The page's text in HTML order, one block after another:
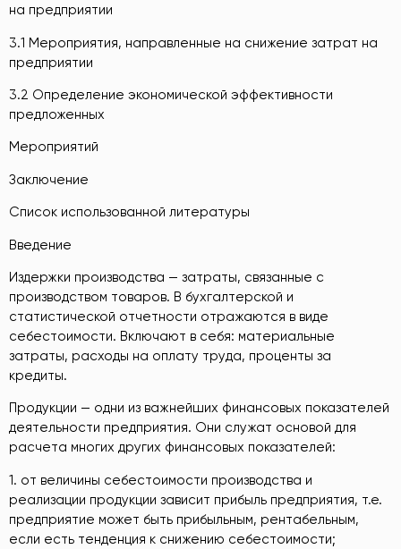
на предприятии
3.1 Мероприятия, направленные на снижение затрат на
предприятии
3.2 Определение экономической эффективности
предложенных
Мероприятий
Заключение
Список использованной литературы
Введение
Издержки производства — затраты, связанные с
производством товаров. В бухгалтерской и
статистической отчетности отражаются в виде
себестоимости. Включают в себя: материальные
затраты, расходы на оплату труда, проценты за
кредиты.
Продукции — одни из важнейших финансовых показателей
деятельности предприятия. Они служат основой для
расчета многих других финансовых показателей:
1. от величины себестоимости производства и
реализации продукции зависит прибыль предприятия, т.е.
предприятие может быть прибыльным, рентабельным,
если есть тенденция к снижению себестоимости;